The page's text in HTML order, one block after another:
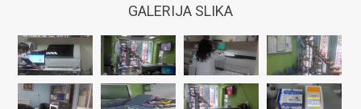
GALERIJA SLIKA